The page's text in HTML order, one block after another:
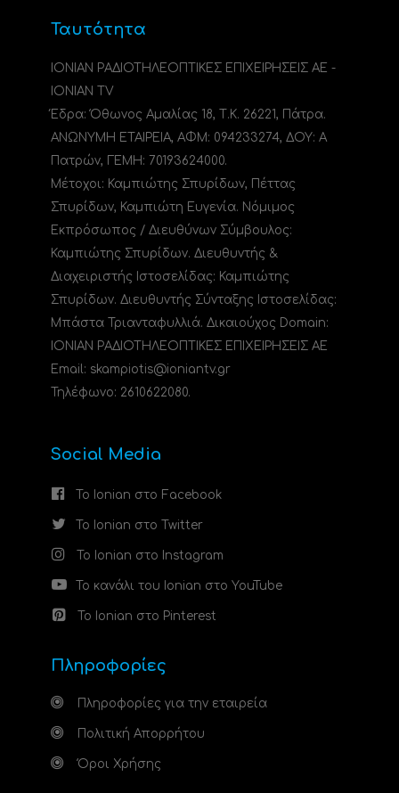
Ταυτότητα
ΙΟΝΙΑΝ ΡΑΔΙΟΤΗΛΕΟΠΤΙΚΕΣ ΕΠΙΧΕΙΡΗΣΕΙΣ ΑΕ -
IONIAN TV
Έδρα: Όθωνος Αμαλίας 18, Τ.Κ. 26221, Πάτρα.
ΑΝΩΝΥΜΗ ΕΤΑΙΡΕΙΑ, ΑΦΜ: 094233274, ΔΟΥ: A
Πατρών, ΓΕΜΗ: 70193624000.
Μέτοχοι: Καμπιώτης Σπυρίδων, Πέττας
Σπυρίδων, Καμπιώτη Ευγενία. Νόμιμος
Εκπρόσωπος / Διευθύνων Σύμβουλος:
Καμπιώτης Σπυρίδων. Διευθυντής &
Διαχειριστής Ιστοσελίδας: Καμπιώτης
Σπυρίδων. Διευθυντής Σύνταξης Ιστοσελίδας:
Μπάστα Τριανταφυλλιά. Δικαιούχος Domain:
ΙΟΝΙΑΝ ΡΑΔΙΟΤΗΛΕΟΠΤΙΚΕΣ ΕΠΙΧΕΙΡΗΣΕΙΣ ΑΕ
Email: skampiotis@ioniantv.gr
Τηλέφωνο: 2610622080.
Social Media
Το Ionian στο Facebook
Το Ionian στο Twitter
Το Ionian στο Instagram
Το κανάλι του Ionian στο YouTube
Το Ionian στο Pinterest
Πληροφορίες
Πληροφορίες για την εταιρεία
Πολιτική Απορρήτου
Όροι Χρήσης